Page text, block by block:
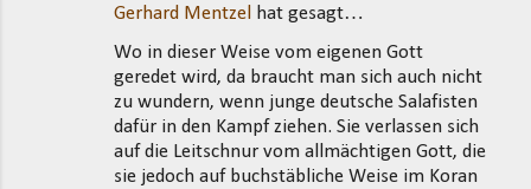
Gerhard Mentzel
hat gesagt…
Wo in dieser Weise vom eigenen Gott
geredet wird, da braucht man sich auch nicht
zu wundern, wenn junge deutsche Salafisten
dafür in den Kampf ziehen. Sie verlassen sich
auf die Leitschnur vom allmächtigen Gott, die
sie jedoch auf buchstäbliche Weise im Koran